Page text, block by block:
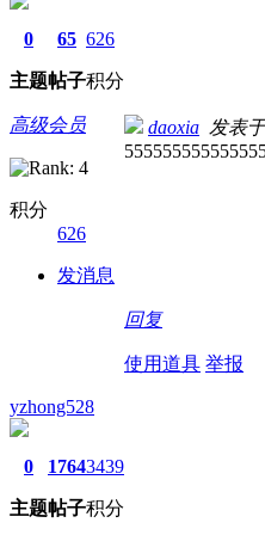
0
主题
65
帖子
626
积分
高级会员
积分
626
发消息
daoxia 发表
回复
使用道具 举报
yzhong528
0
主题
1764
帖子
3439
积分